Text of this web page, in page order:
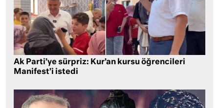
Ak Parti’ye sürpriz: Kur’an kursu öğrencileri
Manifest’i istedi